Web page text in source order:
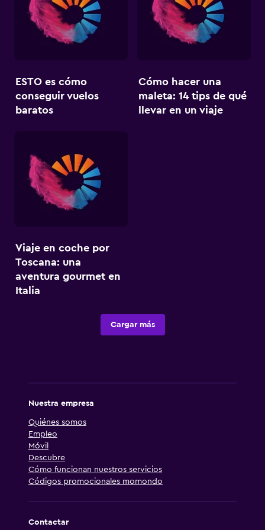
ESTO es cómo
conseguir vuelos
baratos
Cómo hacer una
maleta: 14 tips de qué
llevar en un viaje
Viaje en coche por
Toscana: una
aventura gourmet en
Italia
Cargar más
Nuestra empresa
Quiénes somos
Empleo
Móvil
Descubre
Cómo funcionan nuestros servicios
Códigos promocionales momondo
Contactar